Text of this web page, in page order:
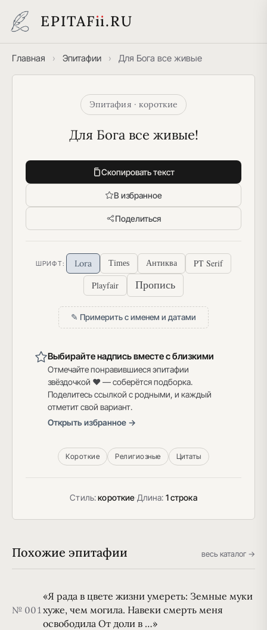
EPITAFii.RU
Главная › Эпитафии › Для Бога все живые
Эпитафия · короткие
Для Бога все живые!
Скопировать текст
В избранное
Поделиться
ШРИФТ: Lora Times Антиква
PT Serif
Playfair
Пропись
✎ Примерить с именем и датами
Выбирайте надпись вместе с близкими
Отмечайте понравившиеся эпитафии
звёздочкой ♥ — соберётся подборка.
Поделитесь ссылкой с родными, и каждый
отметит свой вариант.
Открыть избранное →
Короткие Религиозные Цитаты
Стиль:короткие·Длина: 1 строка
Похожие эпитафии весь каталог →
№ 001
«Я рада в цвете жизни умереть: Земные муки
хуже, чем могила. Навеки смерть меня
освободила От доли в …»